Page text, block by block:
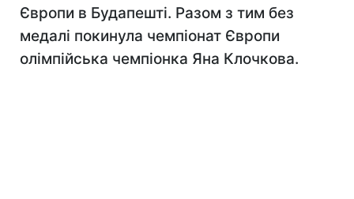
Європи в Будапешті. Разом з тим без
медалі покинула чемпіонат Європи
олімпійська чемпіонка Яна Клочкова.